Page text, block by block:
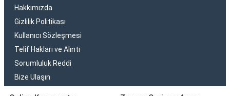
Hakkımızda
Gizlilik Politikası
Kullanıcı Sözleşmesi
Telif Hakları ve Alıntı
Sorumluluk Reddi
Bize Ulaşın